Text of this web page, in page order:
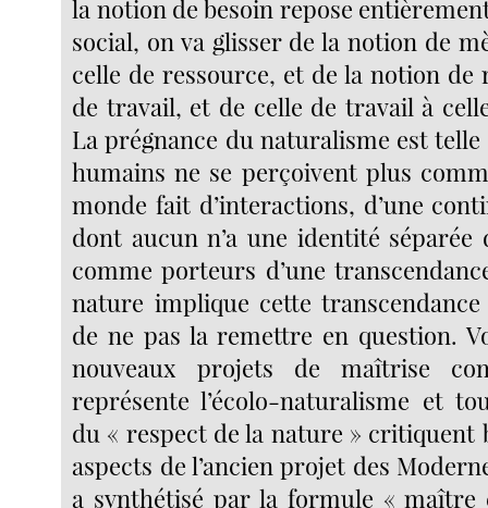
la notion de besoin repose
social, on va glisser de la notion de
celle de ressource, et de la notion de
de travail, et de celle de travail à
La prégnance du naturalisme est
humains ne se perçoivent plus
monde fait d’interactions, d’une
dont aucun n’a une identité séparée
comme porteurs d’une
nature implique cette
de ne pas la remettre en question.
nouveaux projets de maîtrise
représente l’écolo-naturalisme et
du « respect de la nature » critiquent
aspects de l’ancien projet des
a synthétisé par la formule « maître